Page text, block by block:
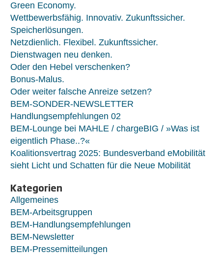
Green Economy.
Wettbewerbsfähig. Innovativ. Zukunftssicher.
Speicherlösungen.
Netzdienlich. Flexibel. Zukunftssicher.
Dienstwagen neu denken.
Oder den Hebel verschenken?
Bonus-Malus.
Oder weiter falsche Anreize setzen?
BEM-SONDER-NEWSLETTER
Handlungsempfehlungen 02
BEM-Lounge bei MAHLE / chargeBIG / »Was ist
eigentlich Phase..?«
Koalitionsvertrag 2025: Bundesverband eMobilität
sieht Licht und Schatten für die Neue Mobilität
Kategorien
Allgemeines
BEM-Arbeitsgruppen
BEM-Handlungsempfehlungen
BEM-Newsletter
BEM-Pressemitteilungen